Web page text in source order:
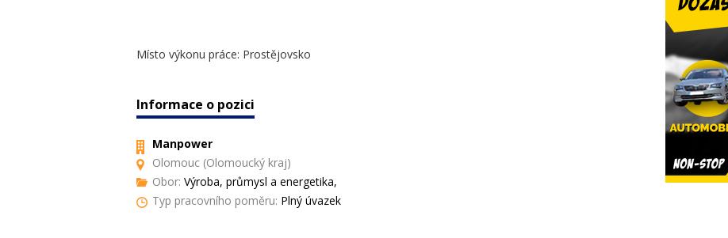
Místo výkonu práce: Prostějovsko
Informace o pozici
Manpower
Olomouc (Olomoucký kraj)
Obor: Výroba, průmysl a energetika,
Typ pracovního poměru: Plný úvazek